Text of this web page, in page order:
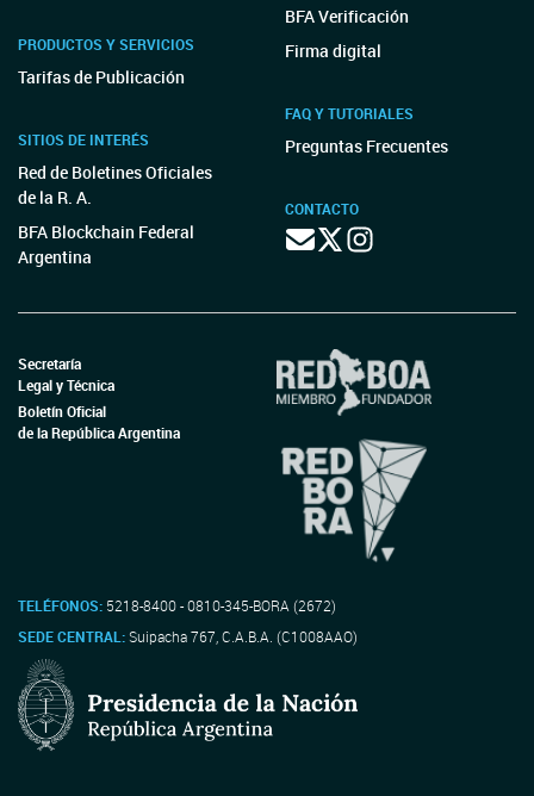
PRODUCTOS Y SERVICIOS
Tarifas de Publicación
SITIOS DE INTERÉS
Red de Boletines Oficiales
de la R. A.
BFA Blockchain Federal
Argentina
BFA Verificación
Firma digital
FAQ Y TUTORIALES
Preguntas Frecuentes
CONTACTO
Secretaría
Legal y Técnica
Boletín Oficial
de la República Argentina
TELÉFONOS: 5218-8400 - 0810-345-BORA (2672)
SEDE CENTRAL:Suipacha 767, C.A.B.A. (C1008AAO)